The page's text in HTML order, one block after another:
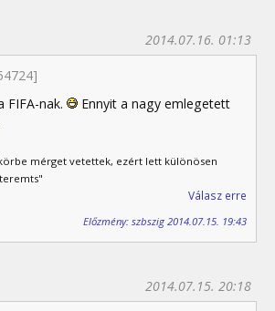
2014.07.16. 01:13
FIFA-nak.
Ennyit a nagy emlegetett
mérget vetettek, ezért lett különösen
Válasz erre
Előzmény: szbszig 2014.07.15. 19:43
2014.07.15. 20:18